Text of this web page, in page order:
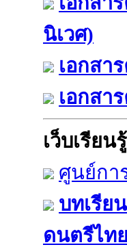
นิเวศ)
เอกสา
เอกสา
เว็บเรียนรู้
ศูนย์กา
บทเรีย
ดนตรีไท